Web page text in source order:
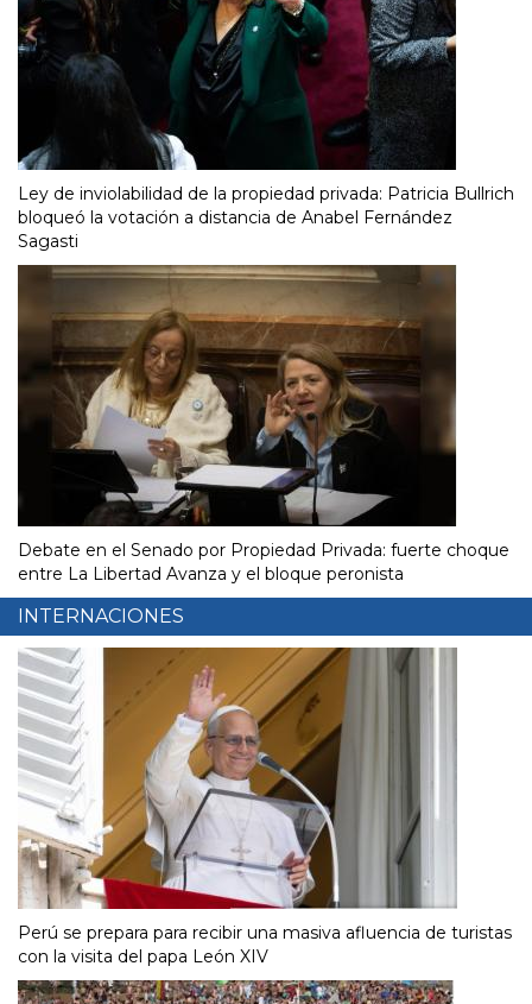
Ley de inviolabilidad de la propiedad privada: Patricia Bullrich
bloqueó la votación a distancia de Anabel Fernández
Sagasti
Debate en el Senado por Propiedad Privada: fuerte choque
entre La Libertad Avanza y el bloque peronista
INTERNACIONES
Perú se prepara para recibir una masiva afluencia de turistas
con la visita del papa León XIV